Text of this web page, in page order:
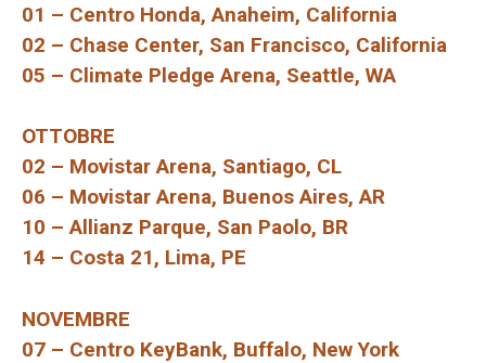
01 – Centro Honda, Anaheim, California
02 – Chase Center, San Francisco, California
05 – Climate Pledge Arena, Seattle, WA
OTTOBRE
02 – Movistar Arena, Santiago, CL
06 – Movistar Arena, Buenos Aires, AR
10 – Allianz Parque, San Paolo, BR
14 – Costa 21, Lima, PE
NOVEMBRE
07 – Centro KeyBank, Buffalo, New York